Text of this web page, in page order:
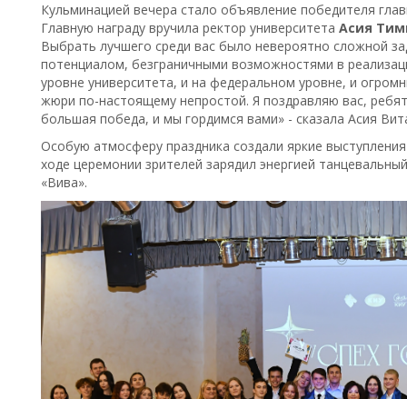
Кульминацией вечера стало объявление победителя
Главную награду вручила ректор университета Асия
Выбрать лучшего среди вас было невероятно сложной
потенциалом, безграничными возможностями в
уровне университета, и на федеральном уровне, и
жюри по-настоящему непростой. Я поздравляю вас,
большая победа, и мы гордимся вами» - сказала Асия
Особую атмосферу праздника создали яркие
ходе церемонии зрителей зарядил энергией
«Вива».